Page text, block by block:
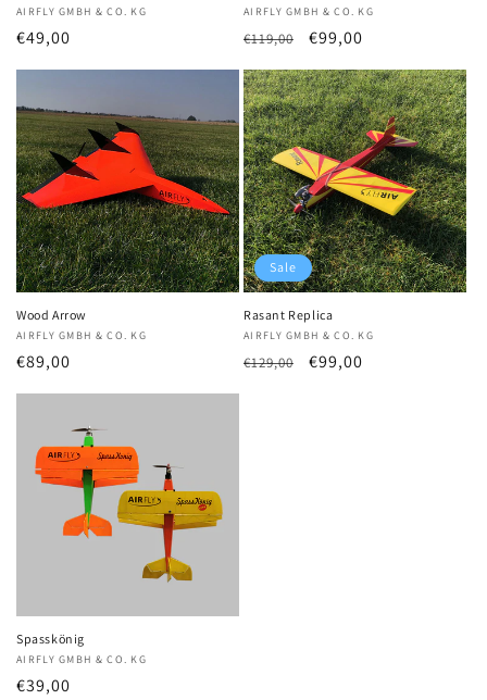
Anbieter:
AIRFLY GMBH & CO. KG
Normaler
€49,00
Anbieter:
AIRFLY GMBH & CO. KG
Normaler
€119,00 Verkaufspreis
€99,00
Wood Arrow
Anbieter:
AIRFLY GMBH & CO. KG
Normaler
€89,00
Sale
Rasant Replica
Anbieter:
AIRFLY GMBH & CO. KG
Normaler
€129,00 Verkaufspreis
€99,00
Spasskönig
Anbieter:
AIRFLY GMBH & CO. KG
Normaler
€39,00